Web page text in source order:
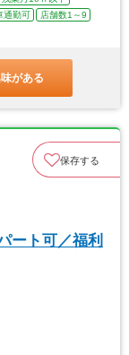
通勤可
店舗数1～9
がある
保存する
ート可／福利